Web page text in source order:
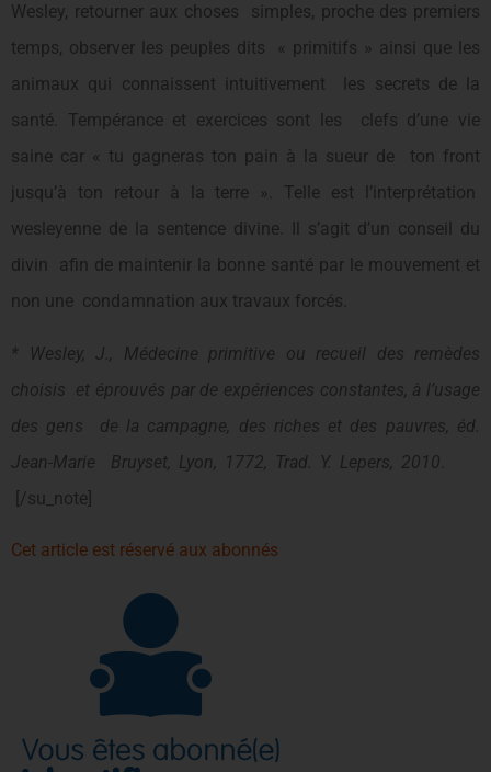
Wesley, retourner aux choses simples, proche des premiers
temps, observer les peuples dits « primitifs » ainsi que les
animaux qui connaissent intuitivement les secrets de la
santé. Tempérance et exercices sont les clefs d’une vie
saine car « tu gagneras ton pain à la sueur de ton front
jusqu’à ton retour à la terre ». Telle est l’interprétation
wesleyenne de la sentence divine. Il s’agit d’un conseil du
divin afin de maintenir la bonne santé par le mouvement et
non une condamnation aux travaux forcés.
* Wesley, J., Médecine primitive ou recueil des remèdes
choisis et éprouvés par de expériences constantes, à l’usage
des gens de la campagne, des riches et des pauvres, éd.
Jean-Marie Bruyset, Lyon, 1772, Trad. Y. Lepers, 2010
[/su_note]
Cet article est réservé aux abonnés